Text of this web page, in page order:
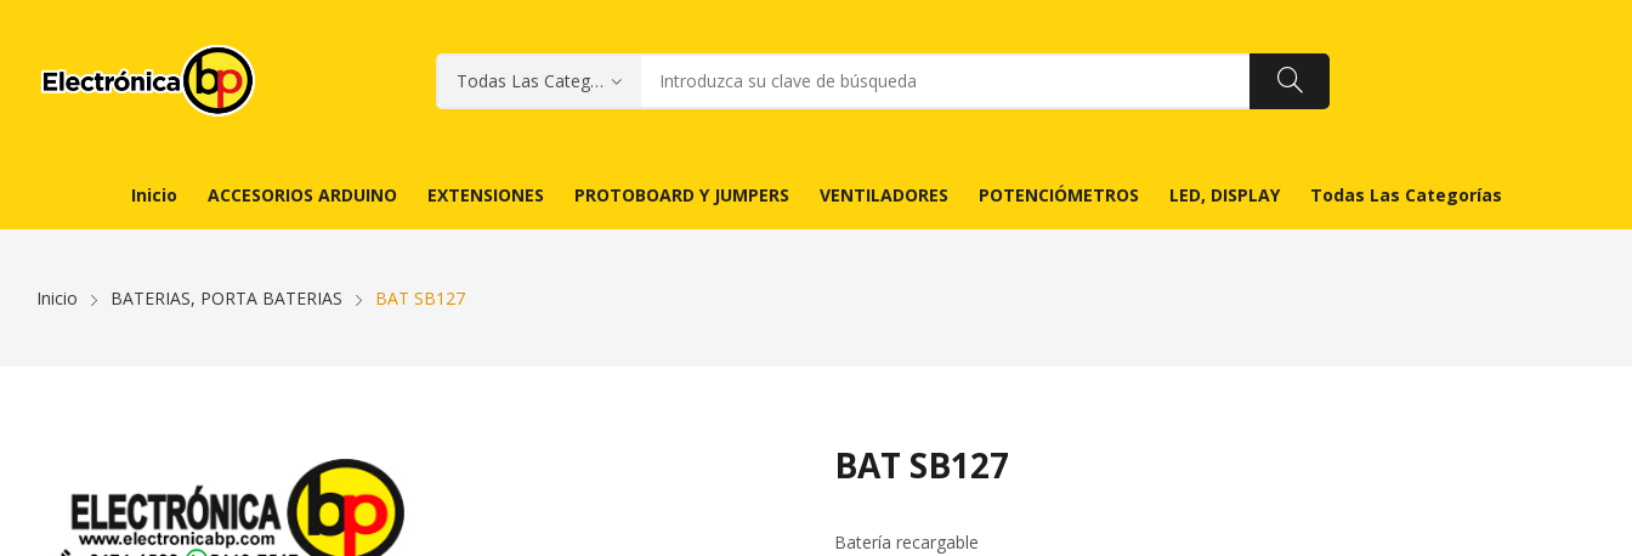
Inicio ACCESORIOS ARDUINO EXTENSIONES PROTOBOARD Y JUMPERS VENTILADORES POTENCIÓMETROS LED, DISPLAY Todas Las Categorías
Inicio BATERIAS, PORTA BATERIAS BAT SB127
BAT SB127
Batería recargable